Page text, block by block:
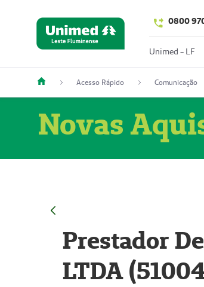
0800
Unimed - LF
Acesso Rápido Comunicação
Novas
Prestador
LTDA